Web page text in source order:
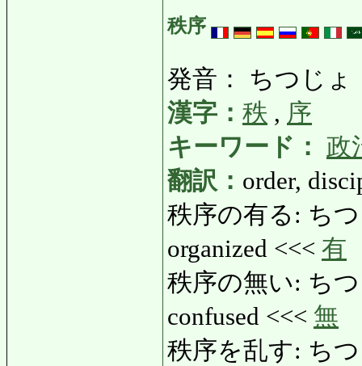
秩序
発音： ちつじょ
漢字： 秩 , 序
キーワード： 政
翻訳： order,
秩序の有る: ち
organized <<< 有
秩序の無い: ちつ
confused <<< 無
秩序を乱す: ち